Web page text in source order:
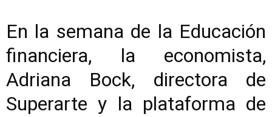
En la semana de la Educación
financiera, la economista,
Adriana Bock, directora de
Superarte y la plataforma de